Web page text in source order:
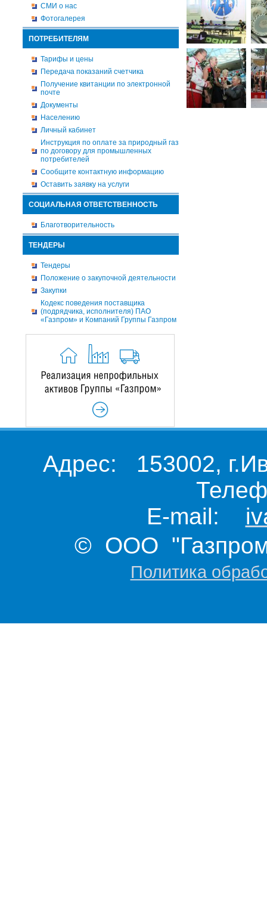
СМИ о нас
Фотогалерея
ПОТРЕБИТЕЛЯМ
Тарифы и цены
Передача показаний счетчика
Получение квитанции по электронной
почте
Документы
Населению
Личный кабинет
Инструкция по оплате за природный газ
по договору для промышленных
потребителей
Сообщите контактную информацию
Оставить заявку на услуги
СОЦИАЛЬНАЯ ОТВЕТСТВЕННОСТЬ
Благотворительность
ТЕНДЕРЫ
Тендеры
Положение о закупочной деятельности
Закупки
Кодекс поведения поставщика
(подрядчика, исполнителя) ПАО
«Газпром» и Компаний Группы Газпром
Адрес: 153002,
E-mail:
© ООО "Газпром
Политика